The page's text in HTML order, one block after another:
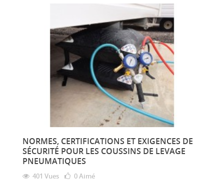
NORMES, CERTIFICATIONS ET EXIGENCES DE
SÉCURITÉ POUR LES COUSSINS DE LEVAGE
PNEUMATIQUES
401 Vues 0Aimé